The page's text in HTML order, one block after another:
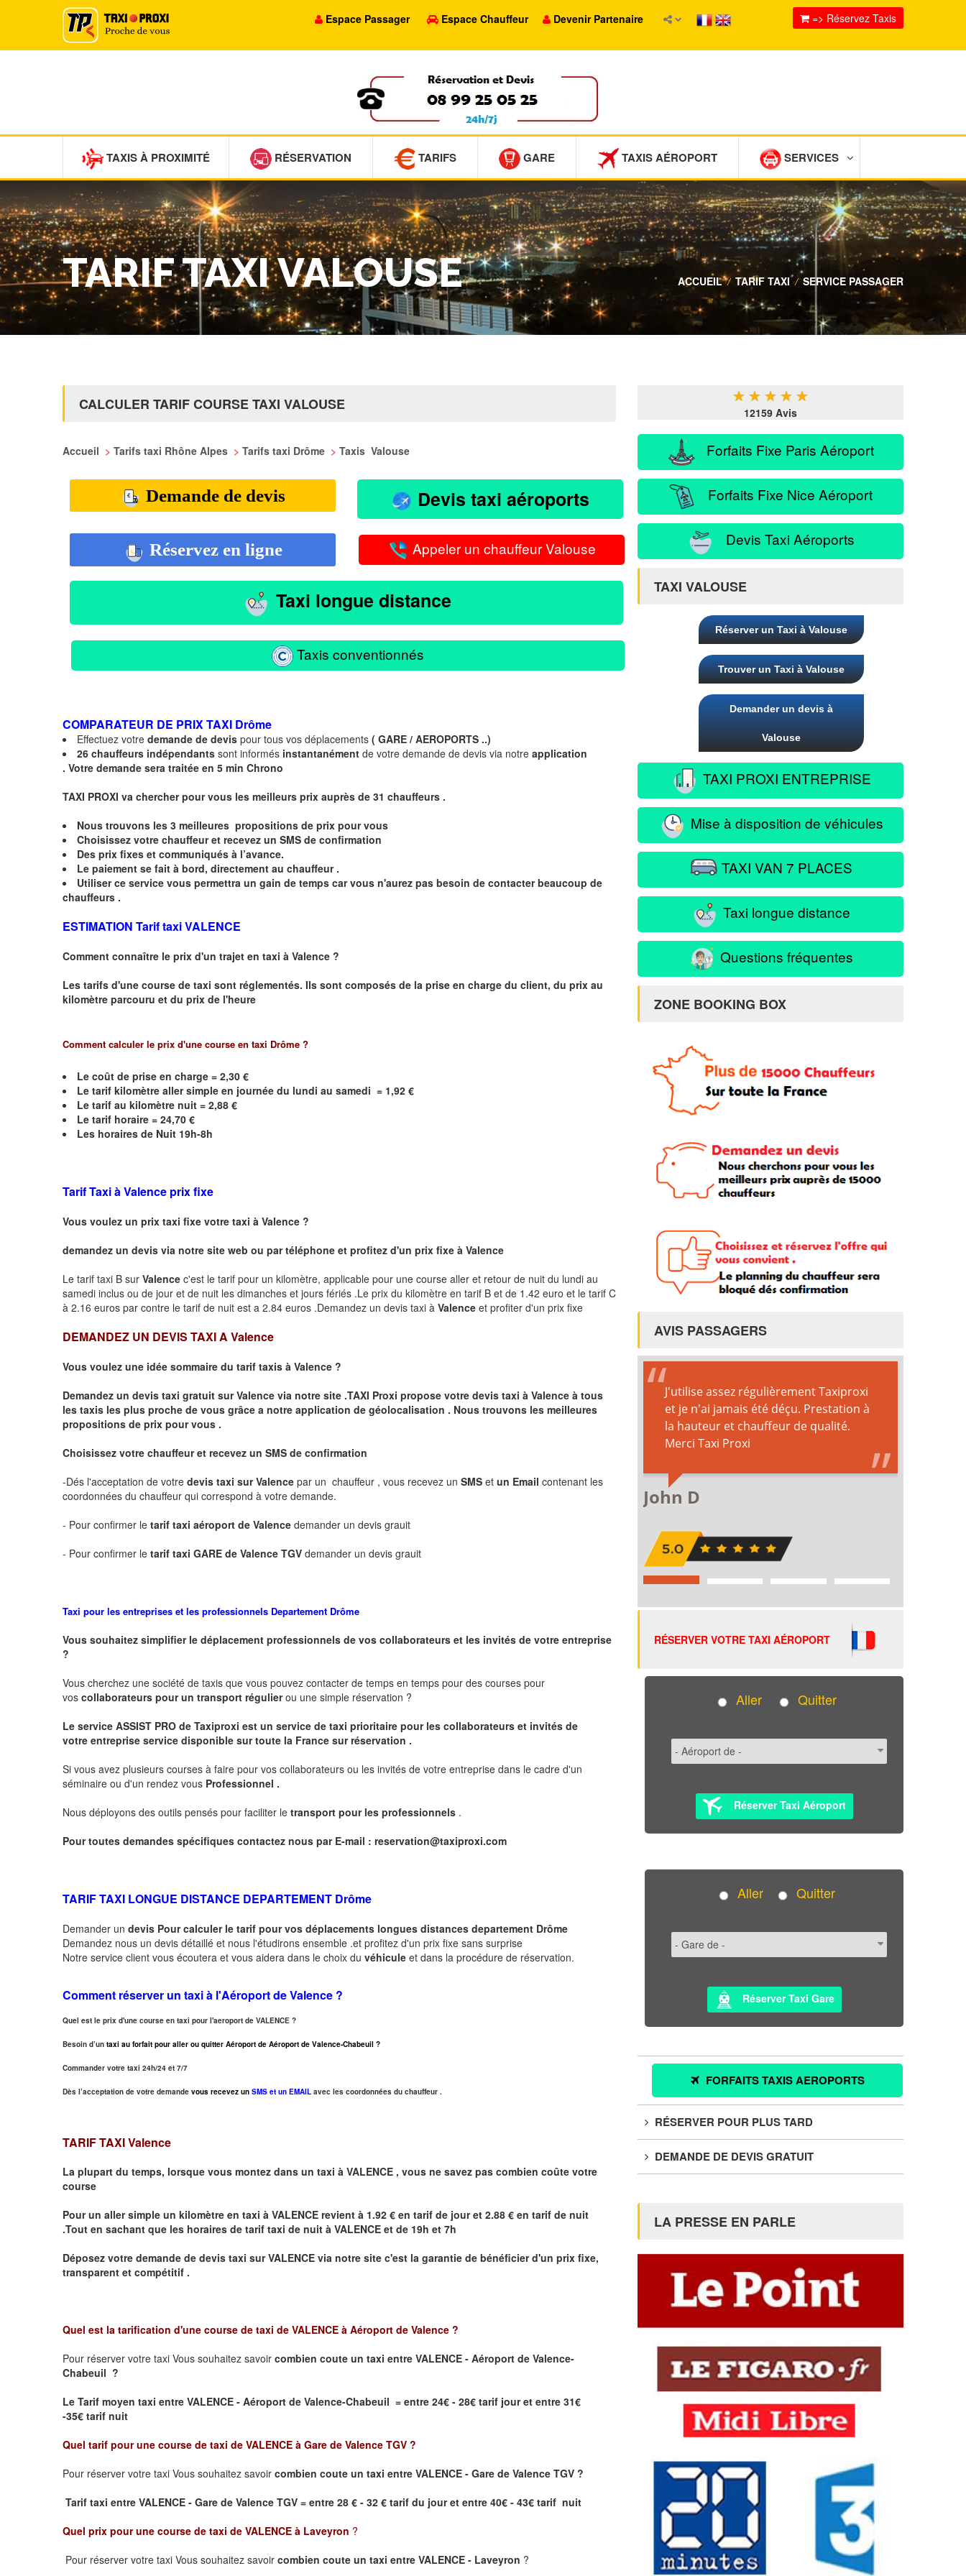
Espace Passager Espace Chauffeur Devenir Partenaire => Réservez Taxis
TAXIS À PROXIMITÉ RÉSERVATION TARIFS GARE TAXIS AÉROPORT SERVICES
TARIF TAXI VALOUSE ACCUEIL / TARIF TAXI / SERVICE PASSAGER
CALCULER TARIF COURSE TAXI VALOUSE
Accueil > Tarifs taxi Rhône Alpes > Tarifs taxi Drôme > Taxis Valouse
Demande de devis Devis taxi aéroports
Réservez en ligne Appeler un chauffeur Valouse
Taxi longue distance
Taxis conventionnés
COMPARATEUR DE PRIX TAXI Drôme
Effectuez votre demande de devis pour tous vos déplacements ( GARE / AEROPORTS ..)
26 chauffeurs indépendants sont informés instantanément de votre demande de devis via notre application
. Votre demande sera traitée en 5 min Chrono
TAXI PROXI va chercher pour vous les meilleurs prix auprès de 31 chauffeurs .
Nous trouvons les 3 meilleures propositions de prix pour vous
Choisissez votre chauffeur et recevez un SMS de confirmation
Des prix fixes et communiqués à l’avance.
Le paiement se fait à bord, directement au chauffeur .
Utiliser ce service vous permettra un gain de temps car vous n'aurez pas besoin de contacter beaucoup de
chauffeurs .
ESTIMATION Tarif taxi VALENCE
Comment connaître le prix d'un trajet en taxi à Valence ?
Les tarifs d'une course de taxi sont réglementés. Ils sont composés de la prise en charge du client, du prix au
kilomètre parcouru et du prix de l'heure
Comment calculer le prix d'une course en taxi Drôme ?
Le coût de prise en charge = 2,30 €
Le tarif kilomètre aller simple en journée du lundi au samedi = 1,92 €
Le tarif au kilomètre nuit = 2,88 €
Le tarif horaire = 24,70 €
Les horaires de Nuit 19h-8h
Tarif Taxi àValence prix fixe
Vous voulez un prix taxi fixe votre taxi à Valence ?
demandez un devis via notre site web ou par téléphone et profitez d'un prix fixe à Valence
Le tarif taxi B sur Valence c'est le tarif pour un kilomètre, applicable pour une course aller et retour de nuit du lundi au
samedi inclus ou de jour et de nuit les dimanches et jours fériés .Le prix du kilomètre en tarif B et de 1.42 euro et le tarif C
à 2.16 euros par contre le tarif de nuit est a 2.84 euros .Demandez un devis taxi à Valence et profiter d'un prix fixe
DEMANDEZ UN DEVIS TAXI A Valence
Vous voulez une idée sommaire du tarif taxis à Valence ?
Demandez un devis taxi gratuit surValence via notre site .TAXI Proxi propose votre devis taxi à Valence à tous
les taxis les plus proche de vous grâce a notre application de géolocalisation . Nous trouvons les meilleures
propositions de prix pour vous .
Choisissez votre chauffeur et recevez un SMS de confirmation
-Dés l'acceptation de votre devis taxi surValence par un chauffeur , vous recevez un SMS et un Email contenant les
coordonnées du chauffeur qui correspond à votre demande.
- Pour confirmer le tarif taxi aéroport de Valence demander un devis grauit
- Pour confirmer le tarif taxi GARE de Valence TGV demander un devis grauit
Taxi pour les entreprises et les professionnels Departement Drôme
Vous souhaitez simplifier le déplacement professionnels de vos collaborateurs et les invités de votre entreprise
?
Vous cherchez une société de taxis que vous pouvez contacter de temps en temps pour des courses pour
vos collaborateurs pour un transport régulierou une simple réservation ?
Le service ASSIST PRO de Taxiproxi est un service de taxi prioritaire pour les collaborateurs et invités de
votre entreprise service disponible sur toute la France sur réservation .
Si vous avez plusieurs courses à faire pour vos collaborateurs ou les invités de votre entreprise dans le cadre d'un
séminaire ou d'un rendez vous Professionnel .
Nous déployons des outils pensés pour faciliter le transport pour les professionnels .
Pour toutes demandes spécifiques contactez nous par E-mail : reservation@taxiproxi.com
TARIF TAXI LONGUE DISTANCE DEPARTEMENT Drôme
Demander un devis Pour calculer le tarif pour vos déplacements longues distances departement Drôme
Demandez nous un devis détaillé et nous l'étudirons ensemble .et profitez d'un prix fixe sans surprise
Notre service client vous écoutera et vous aidera dans le choix du véhicule et dans la procédure de réservation.
Comment réserver un taxi à l'Aéroport de Valence ?
Quel est le prix d'une course en taxi pour l'aeroport de VALENCE ?
Besoin d’un taxi au forfait pour aller ou quitter Aéroport de Aéroport de Valence-Chabeuil ?
Commander votre taxi 24h/24 et 7/7
Dès l’acceptation de votre demande vous recevez un SMS et un EMAIL avec les coordonnées du chauffeur .
TARIF TAXI Valence
La plupart du temps, lorsque vous montez dans un taxi à VALENCE , vous ne savez pas combien coûte votre
course
Pour un aller simple un kilomètre en taxi à VALENCE revient à 1.92 € en tarif de jour et 2.88 € en tarif de nuit
.Tout en sachant que les horaires de tarif taxi de nuit à VALENCE et de 19h et 7h
Déposez votre demande de devis taxi surVALENCE via notre site c'est la garantie de bénéficier d'un prix fixe,
transparent et compétitif .
Quel est la tarification d'une course de taxi de VALENCE à Aéroport de Valence ?
Pour réserver votre taxi Vous souhaitez savoir combien coute un taxi entre VALENCE - Aéroport de Valence-
Chabeuil ?
Le Tarif moyen taxi entre VALENCE - Aéroport de Valence-Chabeuil = entre 24€ - 28€ tarif jour et entre 31€
-35€ tarif nuit
Quel tarif pour une course de taxi de VALENCE à Gare de Valence TGV ?
Pour réserver votre taxi Vous souhaitez savoir combien coute un taxi entre VALENCE - Gare de Valence TGV ?
Tarif taxi entre VALENCE - Gare de Valence TGV = entre 28 € - 32 € tarif du jour et entre 40€ - 43€ tarif nuit
Quel prix pour une course de taxi de VALENCE à Laveyron ?
Pour réserver votre taxi Vous souhaitez savoir combien coute un taxi entre VALENCE - Laveyron ?
★ ★ ★ ★ ★
12159 Avis
Forfaits Fixe Paris Aéroport
Forfaits Fixe Nice Aéroport
Devis Taxi Aéroports
TAXI VALOUSE
Réserver un Taxi à Valouse
Trouver un Taxi à Valouse
Demander un devis à
Valouse
TAXI PROXI ENTREPRISE
Mise à disposition de véhicules
TAXI VAN 7 PLACES
Taxi longue distance
Questions fréquentes
ZONE BOOKING BOX
AVIS PASSAGERS
RÉSERVER VOTRE TAXI AÉROPORT
Aller Quitter
Réserver Taxi Aéroport
Aller Quitter
Réserver Taxi Gare
FORFAITS TAXIS AEROPORTS
RÉSERVER POUR PLUS TARD
DEMANDE DE DEVIS GRATUIT
LA PRESSE EN PARLE